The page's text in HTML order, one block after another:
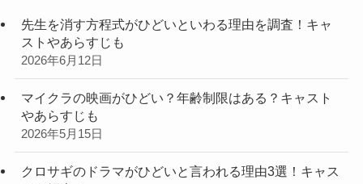
先生を消す方程式がひどいといわる理由を調査！キャ
ストやあらすじも
2026年6月12日
マイクラの映画がひどい？年齢制限はある？キャスト
やあらすじも
2026年5月15日
クロサギのドラマがひどいと言われる理由3選！キャス